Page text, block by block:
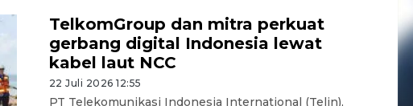
TelkomGroup dan mitra perkuat
gerbang digital Indonesia lewat
kabel laut NCC
22 Juli 2026 12:55
PT Telekomunikasi Indonesia International (Telin),
Pelanggan Filaha Farm setia